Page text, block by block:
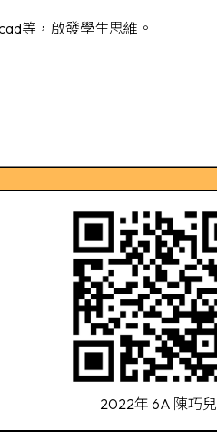
等，啟發學生思維。
2022年 6A 陳巧兒